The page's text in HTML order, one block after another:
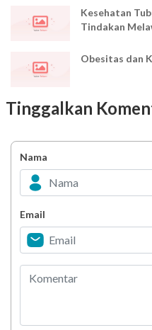
Kesehatan
Tindakan
Obesitas dan
Tinggalkan
Nama
Email